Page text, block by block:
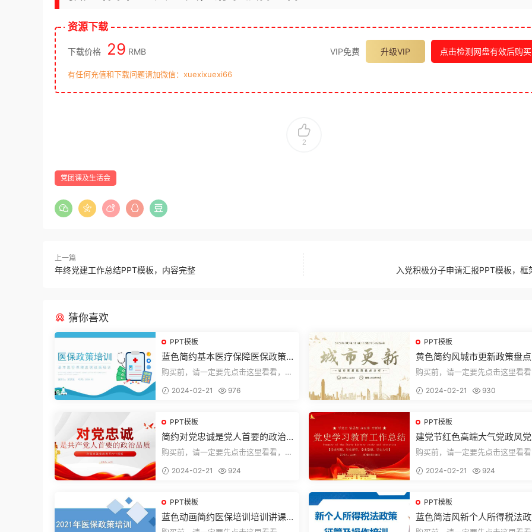
资源下载
下载价格 29 RMB VIP免费 升级VIP 点击检测网盘有效后购买
有任何充值和下载问题请加微信：xuexixuexi66
2
党团课及生活会
上一篇
年终党建工作总结PPT模板，内容完整 入党积极分子申请汇报PPT模板，框
猜你喜欢
PPT模板
蓝色简约基本医疗保障医保政策
培训PPT模板
购买前，请一定要先点击这里看看，欢
束，一共2...
2024-02-21 976
PPT模板
黄色简约风城市更新政策盘
析城市更新宣传PPT模板
购买前，请一定要先点击这里看
束，一共1...
2024-02-21 930
PPT模板
简约对党忠诚是党人首要的政治
品质党课PPT模板
购买前，请一定要先点击这里看看，欢
束，一共1...
2024-02-21 924
PPT模板
建党节红色高端大气党政风
学习教育工作总结主题PPT
购买前，请一定要先点击这里看
束，一共2...
2024-02-21 924
PPT模板
蓝色动画简约医保培训培训讲课P
PT模板
PPT模板
蓝色简洁风新个人所得税法
征管个人所得税PPT模板